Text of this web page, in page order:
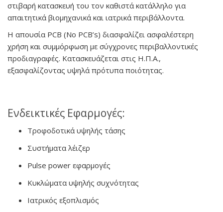
στιβαρή κατασκευή του τον καθιστά κατάλληλο για
απαιτητικά βιομηχανικά και ιατρικά περιβάλλοντα.
Η απουσία PCB (No PCB’s) διασφαλίζει ασφαλέστερη
χρήση και συμμόρφωση με σύγχρονες περιβαλλοντικές
προδιαγραφές. Κατασκευάζεται στις Η.Π.Α.,
εξασφαλίζοντας υψηλά πρότυπα ποιότητας.
Ενδεικτικές Εφαρμογές:
Τροφοδοτικά υψηλής τάσης
Συστήματα λέιζερ
Pulse power εφαρμογές
Κυκλώματα υψηλής συχνότητας
Ιατρικός εξοπλισμός